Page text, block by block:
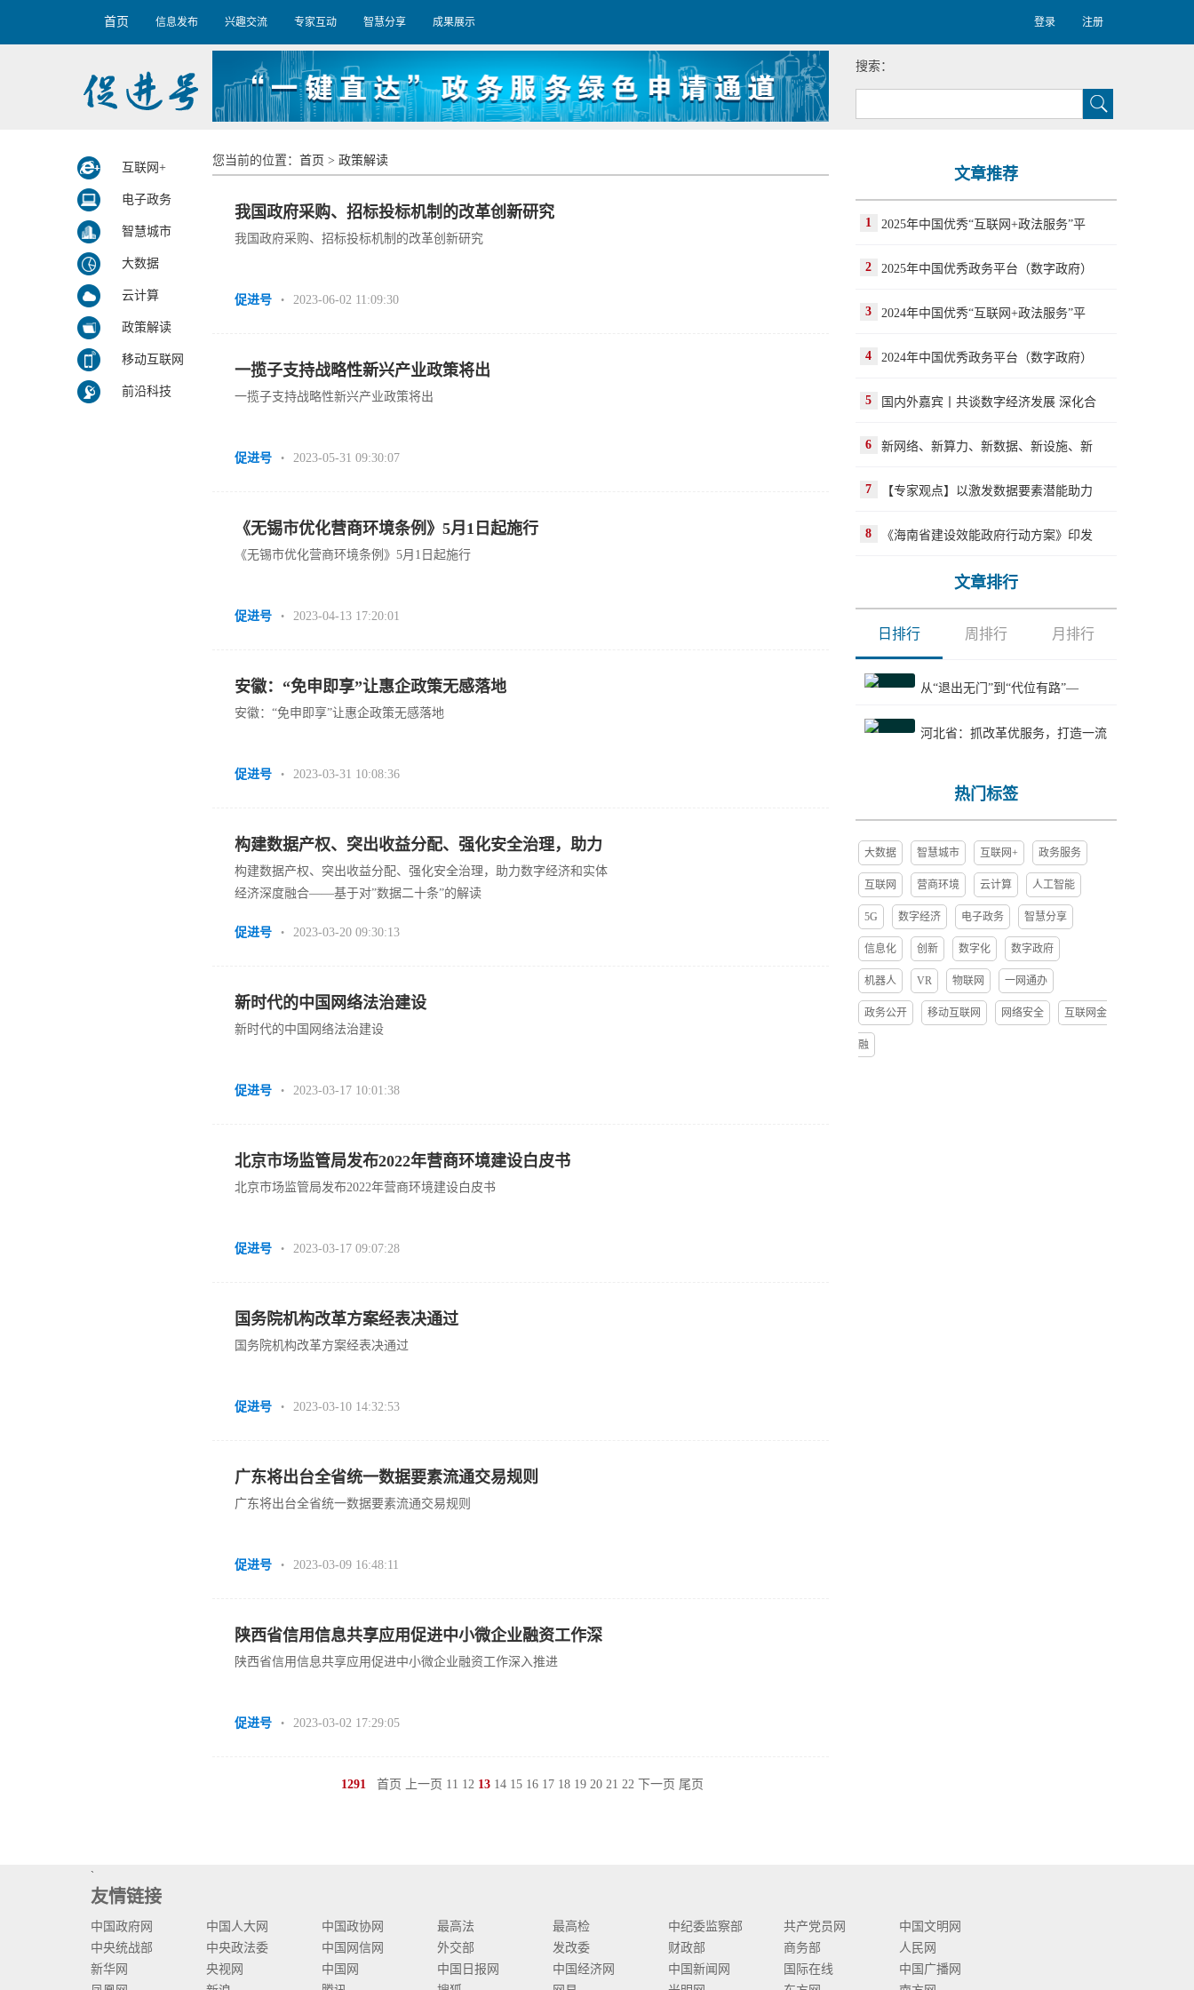
首页 信息发布 兴趣交流 专家互动 智慧分享 成果展示 登录 注册
搜索：
互联网+
电子政务
智慧城市
大数据
云计算
政策解读
移动互联网
前沿科技
您当前的位置： 首页 > 政策解读
我国政府采购、招标投标机制的改革创新研究
我国政府采购、招标投标机制的改革创新研究
促进号 • 2023-06-02 11:09:30
一揽子支持战略性新兴产业政策将出
一揽子支持战略性新兴产业政策将出
促进号 • 2023-05-31 09:30:07
《无锡市优化营商环境条例》5月1日起施行
《无锡市优化营商环境条例》5月1日起施行
促进号 • 2023-04-13 17:20:01
安徽：“免申即享”让惠企政策无感落地
安徽：“免申即享”让惠企政策无感落地
促进号 • 2023-03-31 10:08:36
构建数据产权、突出收益分配、强化安全治理，助力
数字经济和实体经济深度融合——基于对”数据二十
条”的解读
构建数据产权、突出收益分配、强化安全治理，助力数字经济和实体
经济深度融合——基于对”数据二十条”的解读
促进号 • 2023-03-20 09:30:13
新时代的中国网络法治建设
新时代的中国网络法治建设
促进号 • 2023-03-17 10:01:38
北京市场监管局发布2022年营商环境建设白皮书
北京市场监管局发布2022年营商环境建设白皮书
促进号 • 2023-03-17 09:07:28
国务院机构改革方案经表决通过
国务院机构改革方案经表决通过
促进号 • 2023-03-10 14:32:53
广东将出台全省统一数据要素流通交易规则
广东将出台全省统一数据要素流通交易规则
促进号 • 2023-03-09 16:48:11
陕西省信用信息共享应用促进中小微企业融资工作深
入推进
陕西省信用信息共享应用促进中小微企业融资工作深入推进
促进号 • 2023-03-02 17:29:05
1291 首页 上一页 11 12 13 14 15 16 17 18 19 20 21 22 下一页 尾页
文章推荐
1 2025年中国优秀“互联网+政法服务”平
2 2025年中国优秀政务平台（数字政府）
3 2024年中国优秀“互联网+政法服务”平
4 2024年中国优秀政务平台（数字政府）
5 国内外嘉宾丨共谈数字经济发展 深化合
6 新网络、新算力、新数据、新设施、新
7 【专家观点】以激发数据要素潜能助力
8 《海南省建设效能政府行动方案》印发
文章排行
日排行 周排行 月排行
从“退出无门”到“代位有路”—
河北省：抓改革优服务，打造一流
热门标签
大数据 智慧城市 互联网+ 政务服务
互联网 营商环境 云计算 人工智能
5G 数字经济 电子政务 智慧分享
信息化 创新 数字化 数字政府
机器人 VR 物联网 一网通办
政务公开 移动互联网 网络安全 互联网金
融
`
友情链接
中国政府网 中国人大网 中国政协网 最高法 最高检 中纪委监察部 共产党员网
中国文明网
中央统战部
中央政法委 中国网信网 外交部 发改委 财政部 商务部
人民网
新华网
央视网 中国网 中国日报网 中国经济网 中国新闻网 国际在线
中国广播网